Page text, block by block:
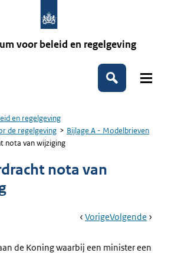
voor beleid en regelgeving
Zoeken
en regelgeving
de regelgeving
Bijlage A - Modelbrieven
nota van wijziging
nota van
Book
Ga
VorigePagina:
Ga
Volgende Pagina:
de Koning waarbij een minister een